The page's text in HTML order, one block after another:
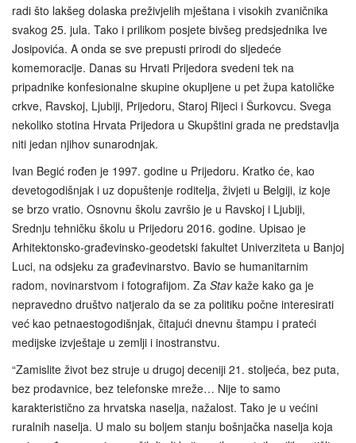
radi što lakšeg dolaska preživjelih mještana i visokih zvaničnika
svakog 25. jula. Tako i prilikom posjete bivšeg predsjednika Ive
Josipovića. A onda se sve prepusti prirodi do sljedeće
komemoracije. Danas su Hrvati Prijedora svedeni tek na
pripadnike konfesionalne skupine okupljene u pet župa katoličke
crkve, Ravskoj, Ljubiji, Prijedoru, Staroj Rijeci i Šurkovcu. Svega
nekoliko stotina Hrvata Prijedora u Skupštini grada ne predstavlja
niti jedan njihov sunarodnjak.
Ivan Begić rođen je 1997. godine u Prijedoru. Kratko će, kao
devetogodišnjak i uz dopuštenje roditelja, živjeti u Belgiji, iz koje
se brzo vratio. Osnovnu školu završio je u Ravskoj i Ljubiji,
Srednju tehničku školu u Prijedoru 2016. godine. Upisao je
Arhitektonsko-građevinsko-geodetski fakultet Univerziteta u Banjoj
Luci, na odsjeku za građevinarstvo. Bavio se humanitarnim
radom, novinarstvom i fotografijom. Za Stavkaže kako ga je
nepravedno društvo natjeralo da se za politiku počne interesirati
već kao petnaestogodišnjak, čitajući dnevnu štampu i prateći
medijske izvještaje u zemlji i inostranstvu.
“Zamislite život bez struje u drugoj deceniji 21. stoljeća, bez puta,
bez prodavnice, bez telefonske mreže… Nije to samo
karakteristično za hrvatska naselja, nažalost. Tako je u većini
ruralnih naselja. U malo su boljem stanju bošnjačka naselja koja